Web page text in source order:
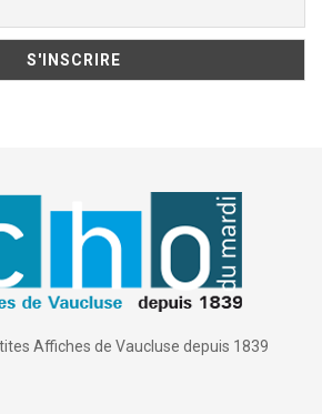
Affiches de Vaucluse depuis 1839